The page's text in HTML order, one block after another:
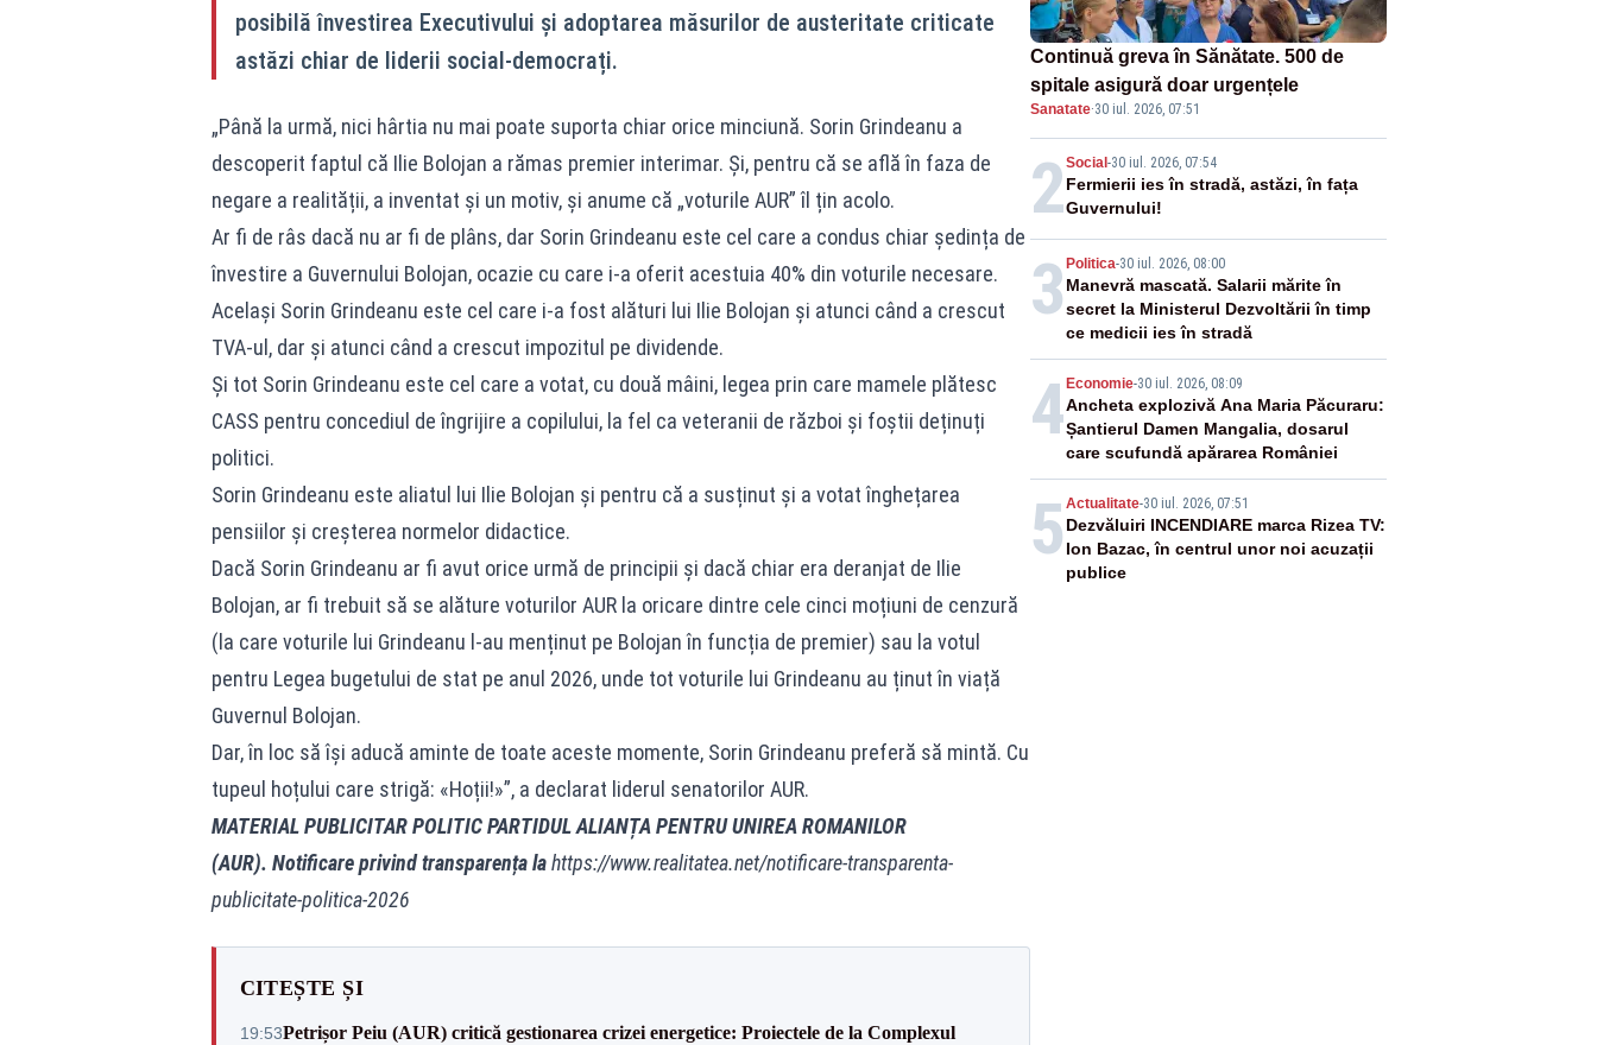
posibilă învestirea Executivului și adoptarea măsurilor de austeritate criticate
astăzi chiar de liderii social-democrați.
„Până la urmă, nici hârtia nu mai poate suporta chiar orice minciună. Sorin Grindeanu a
descoperit faptul că Ilie Bolojan a rămas premier interimar. Și, pentru că se află în faza de
negare a realității, a inventat și un motiv, și anume că „voturile AUR” îl țin acolo.
Ar fi de râs dacă nu ar fi de plâns, dar Sorin Grindeanu este cel care a condus chiar ședința de
învestire a Guvernului Bolojan, ocazie cu care i-a oferit acestuia 40% din voturile necesare.
Același Sorin Grindeanu este cel care i-a fost alături lui Ilie Bolojan și atunci când a crescut
TVA-ul, dar și atunci când a crescut impozitul pe dividende.
Și tot Sorin Grindeanu este cel care a votat, cu două mâini, legea prin care mamele plătesc
CASS pentru concediul de îngrijire a copilului, la fel ca veteranii de război și foștii deținuți
politici.
Sorin Grindeanu este aliatul lui Ilie Bolojan și pentru că a susținut și a votat înghețarea
pensiilor și creșterea normelor didactice.
Dacă Sorin Grindeanu ar fi avut orice urmă de principii și dacă chiar era deranjat de Ilie
Bolojan, ar fi trebuit să se alăture voturilor AUR la oricare dintre cele cinci moțiuni de cenzură
(la care voturile lui Grindeanu l-au menținut pe Bolojan în funcția de premier) sau la votul
pentru Legea bugetului de stat pe anul 2026, unde tot voturile lui Grindeanu au ținut în viață
Guvernul Bolojan.
Dar, în loc să își aducă aminte de toate aceste momente, Sorin Grindeanu preferă să mintă. Cu
tupeul hoțului care strigă: «Hoții!»”, a declarat liderul senatorilor AUR.
MATERIAL PUBLICITAR POLITIC PARTIDUL ALIANȚA PENTRU UNIREA ROMANILOR
(AUR). Notificare privind transparența lahttps://www.realitatea.net/notificare-transparenta-
publicitate-politica-2026
CITEȘTE ȘI
19:53Petrișor Peiu (AUR) critică gestionarea crizei energetice: Proiectele de la Complexul
Continuă greva în Sănătate. 500 de
spitale asigură doar urgențele
Sanatate·30 iul. 2026, 07:51
2Social -30 iul. 2026, 07:54
Fermierii ies în stradă, astăzi, în fața
Guvernului!
3 Politica-30 iul. 2026, 08:00
Manevră mascată. Salarii mărite în
secret la Ministerul Dezvoltării în timp
ce medicii ies în stradă
4 Economie-30 iul. 2026, 08:09
Ancheta explozivă Ana Maria Păcuraru:
Șantierul Damen Mangalia, dosarul
care scufundă apărarea României
5 Actualitate-30 iul. 2026, 07:51
Dezvăluiri INCENDIARE marca Rizea TV:
Ion Bazac, în centrul unor noi acuzații
publice